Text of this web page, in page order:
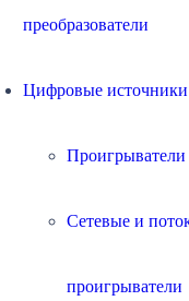
преобразователи
Цифровые источники
Сетевые и
проигрыватели